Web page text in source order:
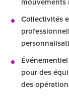
mouvements
Collectivités
pour des
des